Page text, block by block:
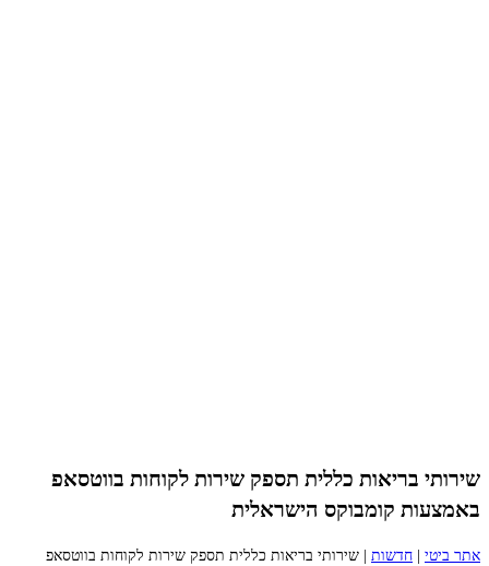
שירותי בריאות כללית תספק שירות לקוחות בווטסאפ
באמצעות קומבוקס הישראלית
אתר ביטי חדשות
שירותי בריאות כללית תספק שירות לקוחות בווטסאפ